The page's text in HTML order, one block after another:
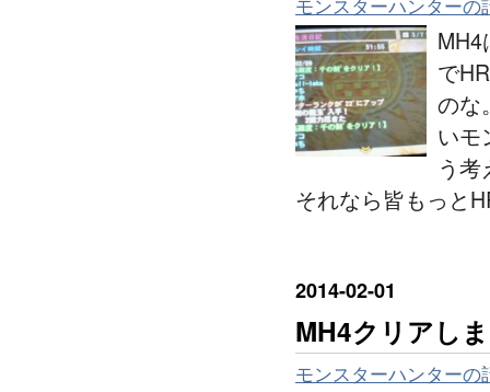
モンスターハンターの
で
のな
いモ
う
それなら皆もっと
2014-02-01
MH4クリアし
モンスターハンターの